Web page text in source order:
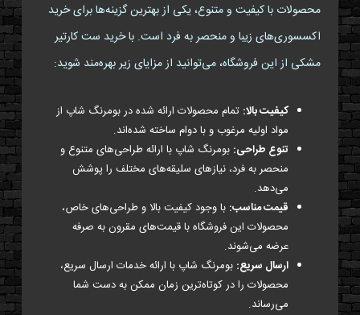
محصولات با کیفیت و متنوع، یکی از بهترین گزینه‌ها برای خرید
اکسسوری‌های زیبا و منحصر به فرد است. با خرید ست کارتیر
مشکی از این فروشگاه، می‌توانید از مزایای زیر بهره‌مند شوید:
کیفیت بالا: تمام محصولات ارائه شده در بومرنگ شاپ از
مواد اولیه مرغوب و با دوام ساخته شده‌اند.
تنوع طراحی: بومرنگ شاپ با ارائه طراحی‌های متنوع و
منحصر به فرد، نیازهای سلیقه‌های مختلف را پوشش
می‌دهد.
قیمت مناسب: با وجود کیفیت بالا و طراحی‌های خاص،
محصولات این فروشگاه با قیمت‌های مقرون به صرفه
عرضه می‌شوند.
ارسال سریع: بومرنگ شاپ با ارائه خدمات ارسال سریع،
محصولات را در کوتاه‌ترین زمان ممکن به دست شما
می‌رساند.